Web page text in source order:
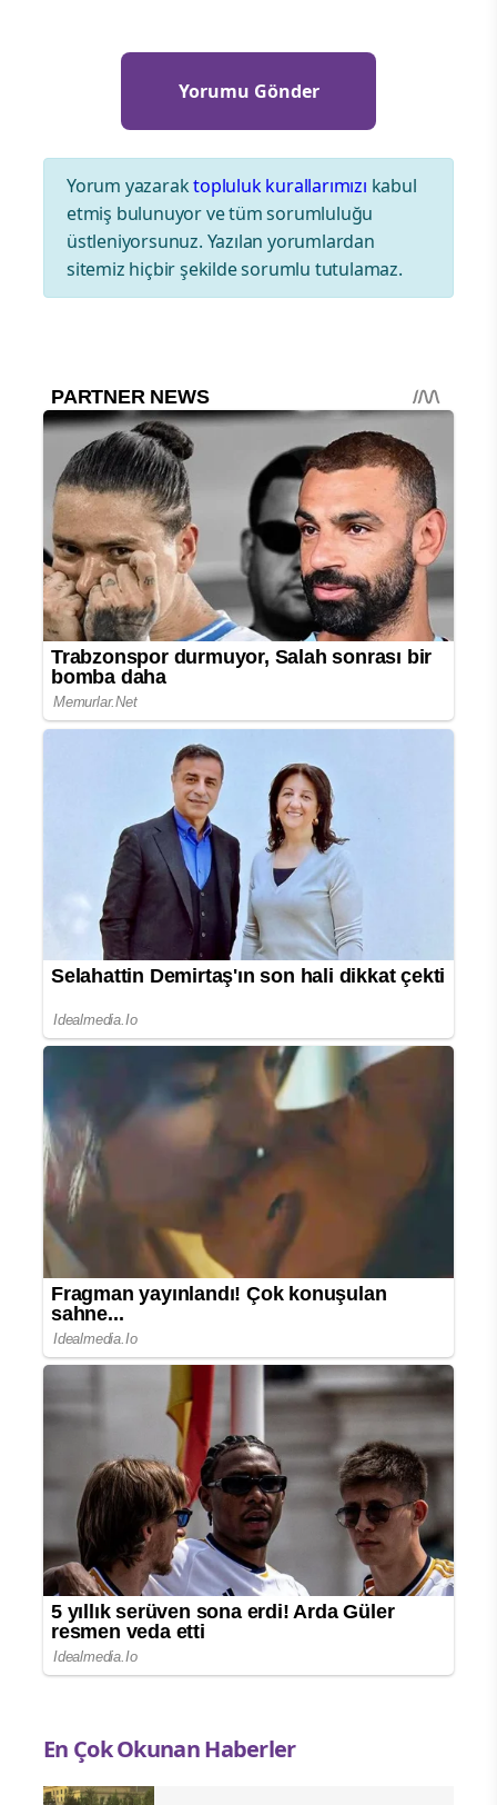
Yorum yazaraktopluluk kurallarımızı kabul
etmiş bulunuyor ve tüm sorumluluğu
üstleniyorsunuz. Yazılan yorumlardan
sitemiz hiçbir şekilde sorumlu tutulamaz.
En Çok Okunan Haberler